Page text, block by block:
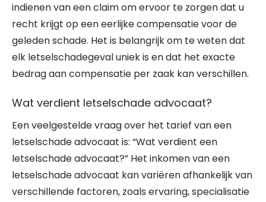
indienen van een claim om ervoor te zorgen dat u
recht krijgt op een eerlijke compensatie voor de
geleden schade. Het is belangrijk om te weten dat
elk letselschadegeval uniek is en dat het exacte
bedrag aan compensatie per zaak kan verschillen.
Wat verdient letselschade advocaat?
Een veelgestelde vraag over het tarief van een
letselschade advocaat is: “Wat verdient een
letselschade advocaat?” Het inkomen van een
letselschade advocaat kan variëren afhankelijk van
verschillende factoren, zoals ervaring, specialisatie